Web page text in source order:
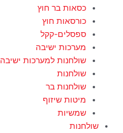
כסאות בר חוץ
כורסאות חוץ
ספסלים-קקל
מערכות ישיבה
שולחנות למערכות ישיבה
שולחנות
שולחנות בר
מיטות שיזוף
שמשיות
שולחנות